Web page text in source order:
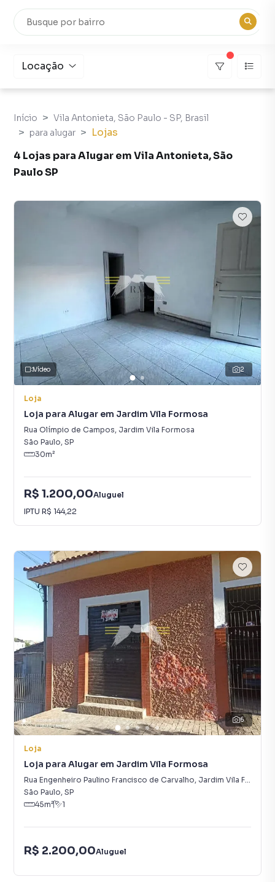
Locação
Início
Vila Antonieta, São Paulo - SP, Brasil
para alugar
Lojas
4 Lojas para Alugar em Vila Antonieta, São
Paulo SP
2
Vídeo
Loja
Loja para Alugar em Jardim Vila Formosa
Rua Olímpio de Campos, Jardim Vila Formosa
São Paulo, SP
30m²
R$ 1.200,00Aluguel
IPTU R$ 144,22
6
Loja
Loja para Alugar em Jardim Vila Formosa
Rua Engenheiro Paulino Francisco de Carvalho, Jardim Vila Formosa
São Paulo, SP
45m² 1
R$ 2.200,00Aluguel